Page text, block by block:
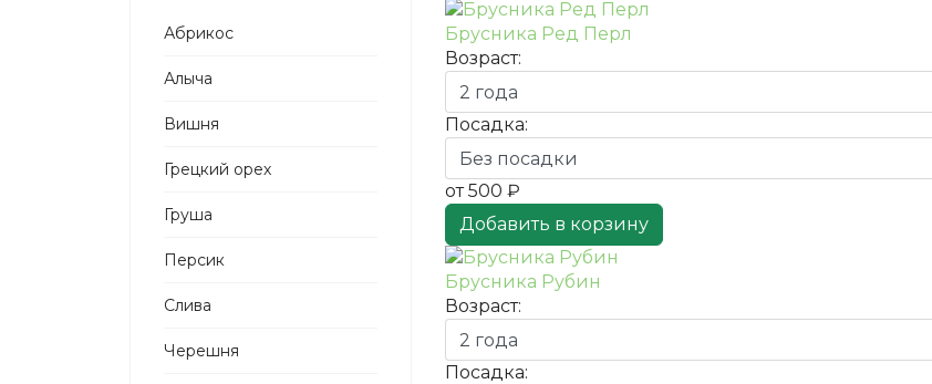
Абрикос
Алыча
Вишня
Грецкий орех
Груша
Персик
Слива
Черешня
Брусника Ред Перл
Возраст:
Посадка:
от500 ₽
Добавить в корзину
Брусника Рубин
Возраст:
Посадка: